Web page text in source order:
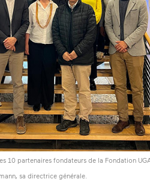
10 partenaires fondateurs de la Fondation
sa directrice générale.